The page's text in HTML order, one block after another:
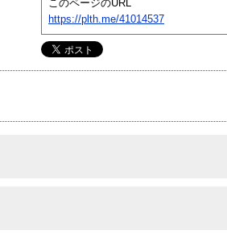
このページのURL
https://plth.me/41014537